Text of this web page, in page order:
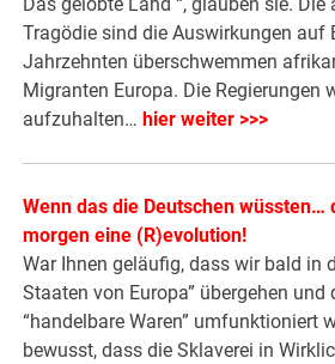
Tragödie sind die Auswirkungen auf
Jahrzehnten überschwemmen
Migranten Europa. Die Regierungen
aufzuhalten… hier weiter >>>
Wenn das die Deutschen wüssten…
morgen eine (R)evolution!
War Ihnen geläufig, dass wir bald in
Staaten von Europa” übergehen und
“handelbare Waren” umfunktioniert
bewusst, dass die Sklaverei in